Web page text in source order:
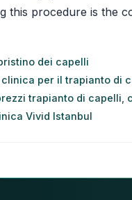
this procedure is the
dei capelli
clinica per il trapianto di
trapianto di capelli
Vivid Istanbul